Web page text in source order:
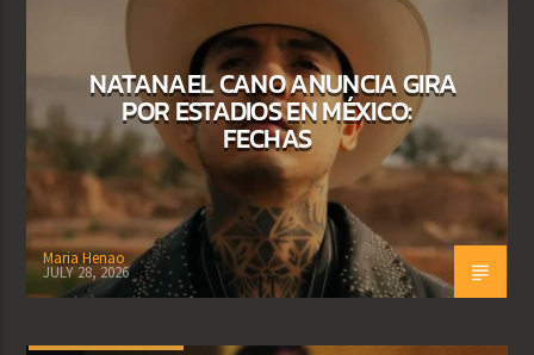
NATANAEL CANO ANUNCIA GIRA
POR ESTADIOS EN MÉXICO:
FECHAS
Maria Henao
JULY 28, 2026